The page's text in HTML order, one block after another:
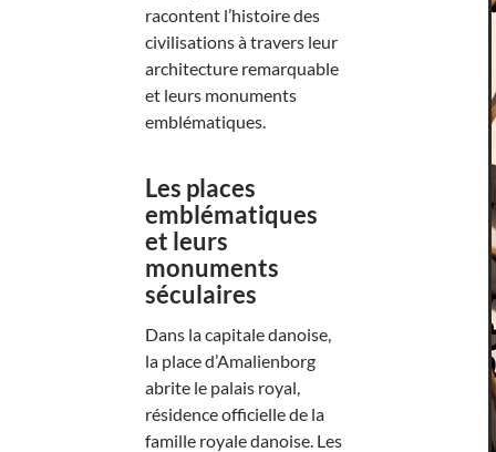
racontent l’histoire des
civilisations à travers leur
architecture remarquable
et leurs monuments
emblématiques.
Les places
emblématiques
et leurs
monuments
séculaires
Dans la capitale danoise,
la place d’Amalienborg
abrite le palais royal,
résidence officielle de la
famille royale danoise. Les